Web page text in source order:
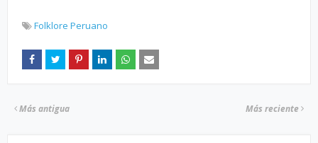
Folklore Peruano
Más reciente
Más antigua